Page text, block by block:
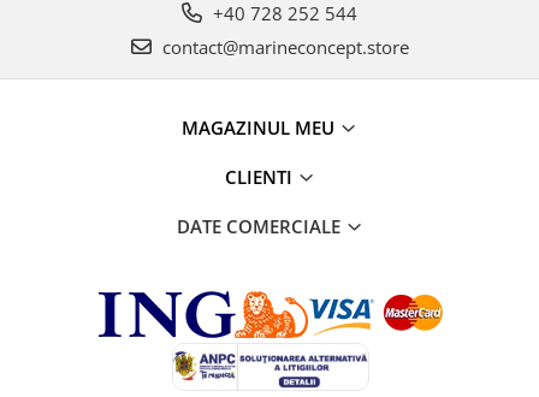
+40 728 252 544
contact@marineconcept.store
MAGAZINUL MEU
CLIENTI
DATE COMERCIALE